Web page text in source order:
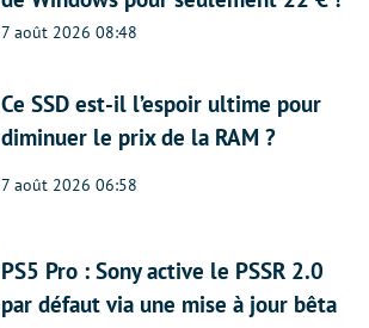
7 août 2026 08:48
Ce SSD est-il l’espoir ultime pour
diminuer le prix de la RAM ?
7 août 2026 06:58
PS5 Pro : Sony active le PSSR 2.0
par défaut via une mise à jour bêta